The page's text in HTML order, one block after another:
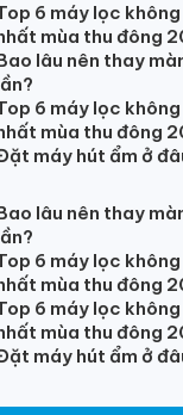
hòa âm trần
lựa chọn
Phòng khách,
lạnh từng
thiết kế và công
cánh chính và
mẽ và nhanh
6 máy lọc
mùa thu đông
lâu nên thay
6 máy lọc
mùa thu đông
máy hút ẩm ở
lâu nên thay
6 máy lọc
mùa thu đông
6 máy lọc
mùa thu đông
máy hút ẩm ở